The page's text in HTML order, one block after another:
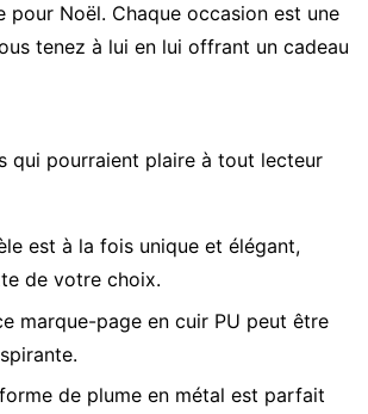
Noël. Chaque occasion est une
tenez à lui en lui offrant un cadeau
qui pourraient plaire à tout lecteur
est à la fois unique et élégant,
de votre choix.
marque-page en cuir PU peut être
de plume en métal est parfait